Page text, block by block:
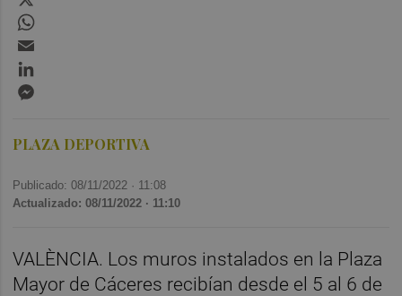
PLAZA DEPORTIVA
Publicado: 08/11/2022 · 11:08
Actualizado: 08/11/2022 · 11:10
VALÈNCIA. Los muros instalados en la Plaza
Mayor de Cáceres recibían desde el 5 al 6 de